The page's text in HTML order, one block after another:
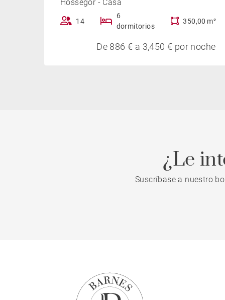
Hossegor - Casa
14
6
dormitorios
350,00 m²
De 886 € a 3,450 € por noche
¿Le
Suscríbase a nuestro